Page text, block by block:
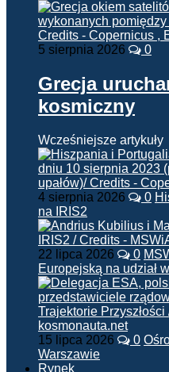
5 sierpnia 2026 0
Grecja
kosmiczny
Wcześniejsze artykuły
4 sierpnia 2026 0
na IRIS2
22 lipca 2026 0
Europejską na udział
15 lipca 2026 0
Warszawie
Rynek